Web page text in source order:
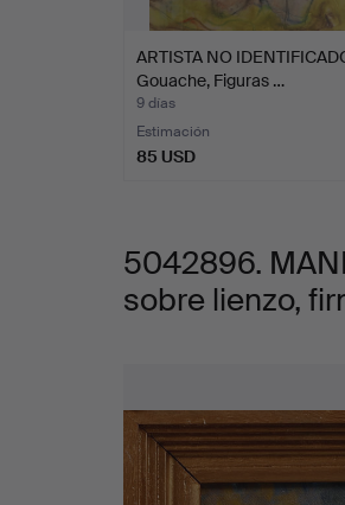
campo,
óleo
sobre
firmado.
ARTISTA NO
Gouache, Figuras …
9 días
Estimación
85 USD
5042896.
sobre lienzo,